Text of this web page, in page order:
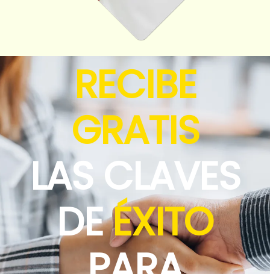
RECIBE
GRATIS
LAS CLAVES
DEÉXITO